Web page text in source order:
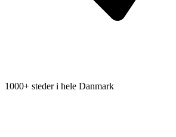
1000+ steder i hele Danmark